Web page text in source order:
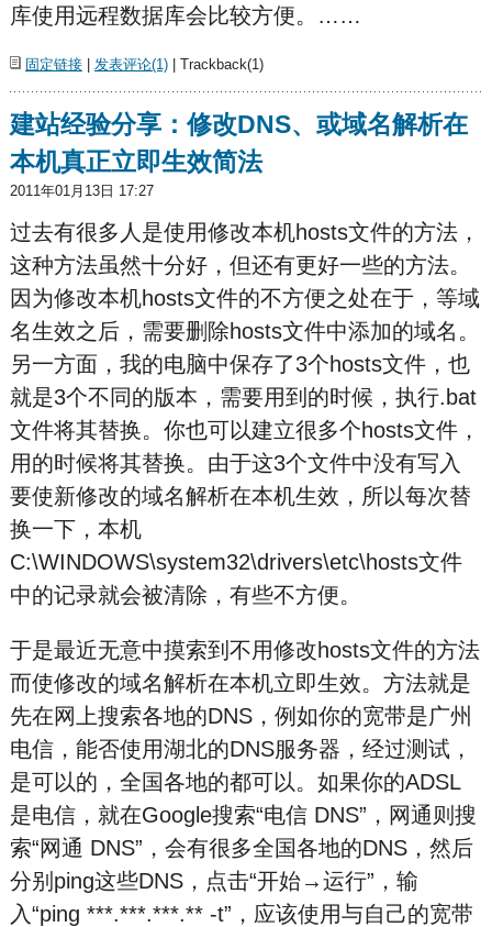
库使用远程数据库会比较方便。……
固定链接| 发表评论(1)| Trackback(1)
建站经验分享：修改DNS、或域名解析在
本机真正立即生效简法
2011年01月13日 17:27
过去有很多人是使用修改本机hosts文件的方法，
这种方法虽然十分好，但还有更好一些的方法。
因为修改本机hosts文件的不方便之处在于，等域
名生效之后，需要删除hosts文件中添加的域名。
另一方面，我的电脑中保存了3个hosts文件，也
就是3个不同的版本，需要用到的时候，执行.bat
文件将其替换。你也可以建立很多个hosts文件，
用的时候将其替换。由于这3个文件中没有写入
要使新修改的域名解析在本机生效，所以每次替
换一下，本机
C:\WINDOWS\system32\drivers\etc\hosts文件
中的记录就会被清除，有些不方便。
于是最近无意中摸索到不用修改hosts文件的方法
而使修改的域名解析在本机立即生效。方法就是
先在网上搜索各地的DNS，例如你的宽带是广州
电信，能否使用湖北的DNS服务器，经过测试，
是可以的，全国各地的都可以。如果你的ADSL
是电信，就在Google搜索“电信 DNS”，网通则搜
索“网通 DNS”，会有很多全国各地的DNS，然后
分别ping这些DNS，点击“开始→运行”，输
入“ping ***.***.***.** -t”，应该使用与自己的宽带